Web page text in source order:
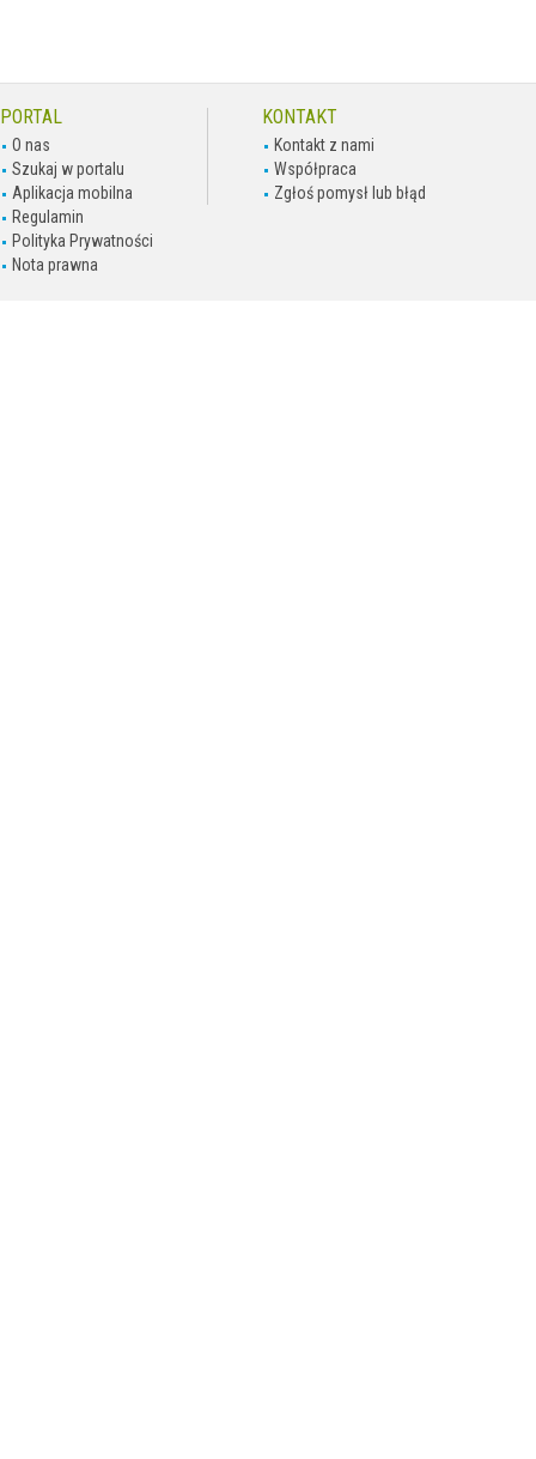
PORTAL
O nas
Szukaj w portalu
Aplikacja mobilna
Regulamin
Polityka Prywatności
Nota prawna
KONTAKT
Kontakt z nami
Współpraca
Zgłoś pomysł lub błąd